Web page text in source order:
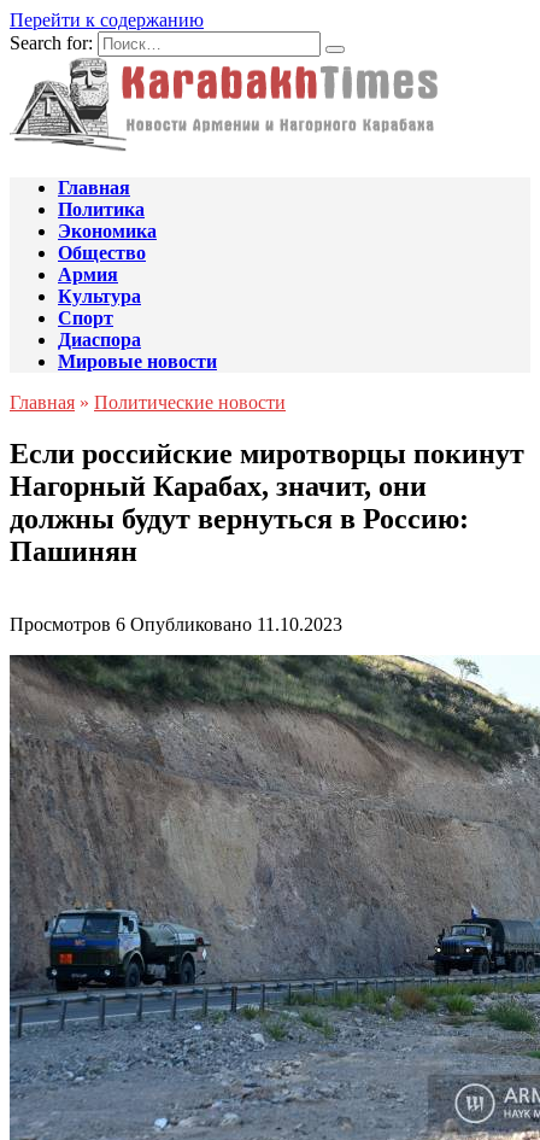
Перейти к содержанию
Search for:
Главная
Политика
Экономика
Общество
Армия
Культура
Спорт
Диаспора
Мировые новости
Главная » Политические новости
Если российские миротворцы покинут
Нагорный Карабах, значит, они
должны будут вернуться в Россию:
Пашинян
Просмотров 6 Опубликовано 11.10.2023